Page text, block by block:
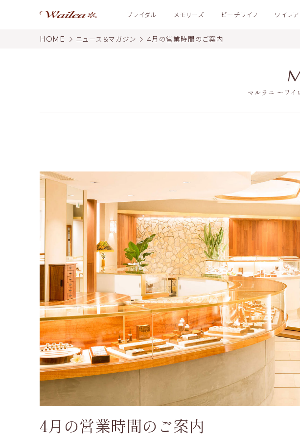
ブライダル メモリーズ ビーチライフ ワイレ
HOME ニュース＆マガジン 4月の営業時間のご案内
マルラニ 〜ワイ
4月の営業時間のご案内